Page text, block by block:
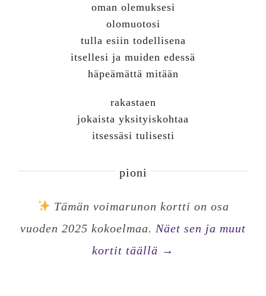
oman olemuksesi
olomuotosi
tulla esiin todellisena
itsellesi ja muiden edessä
häpeämättä mitään
rakastaen
jokaista yksityiskohtaa
itsessäsi tulisesti
pioni
Tämän voimarunon kortti on osa
vuoden 2025 kokoelmaa. Näet sen ja muut
kortit täällä →